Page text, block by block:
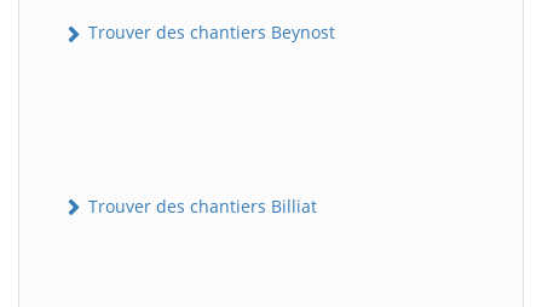
Trouver des chantiers Beynost
Trouver des chantiers Billiat